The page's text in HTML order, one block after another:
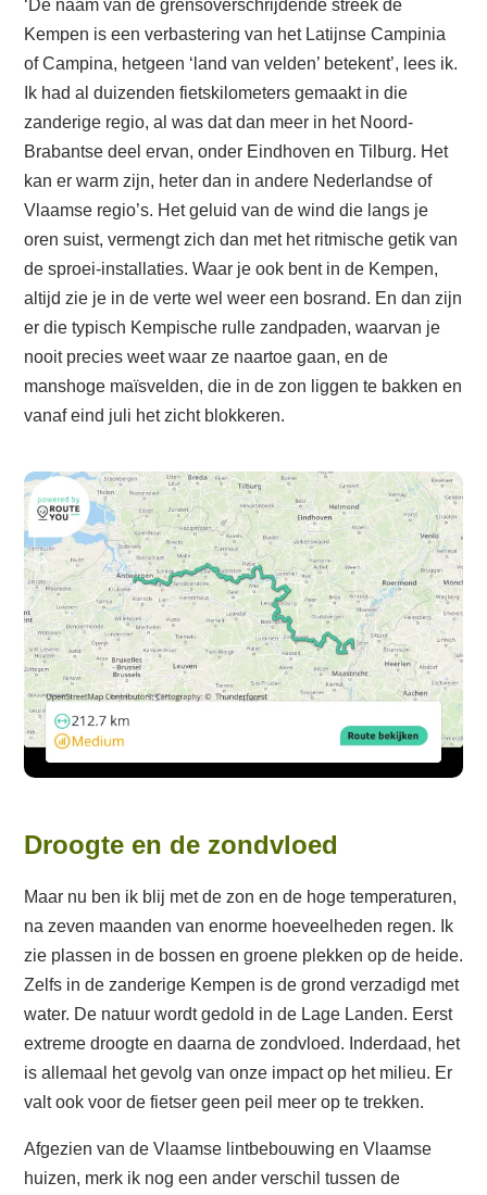
‘De naam van de grensoverschrijdende streek de
Kempen is een verbastering van het Latijnse Campinia
of Campina, hetgeen ‘land van velden’ betekent’, lees ik.
Ik had al duizenden fietskilometers gemaakt in die
zanderige regio, al was dat dan meer in het Noord-
Brabantse deel ervan, onder Eindhoven en Tilburg. Het
kan er warm zijn, heter dan in andere Nederlandse of
Vlaamse regio’s. Het geluid van de wind die langs je
oren suist, vermengt zich dan met het ritmische getik van
de sproei-installaties. Waar je ook bent in de Kempen,
altijd zie je in de verte wel weer een bosrand. En dan zijn
er die typisch Kempische rulle zandpaden, waarvan je
nooit precies weet waar ze naartoe gaan, en de
manshoge maïsvelden, die in de zon liggen te bakken en
vanaf eind juli het zicht blokkeren.
Droogte en de zondvloed
Maar nu ben ik blij met de zon en de hoge temperaturen,
na zeven maanden van enorme hoeveelheden regen. Ik
zie plassen in de bossen en groene plekken op de heide.
Zelfs in de zanderige Kempen is de grond verzadigd met
water. De natuur wordt gedold in de Lage Landen. Eerst
extreme droogte en daarna de zondvloed. Inderdaad, het
is allemaal het gevolg van onze impact op het milieu. Er
valt ook voor de fietser geen peil meer op te trekken.
Afgezien van de Vlaamse lintbebouwing en Vlaamse
huizen, merk ik nog een ander verschil tussen de